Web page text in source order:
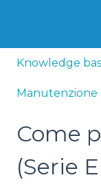
Knowledge
Manutenzione
Come
(Serie